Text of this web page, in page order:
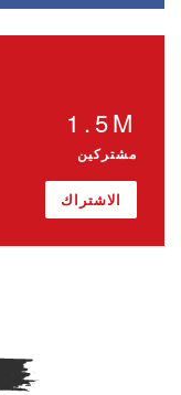
1.5M
مشتركين
الاشتراك